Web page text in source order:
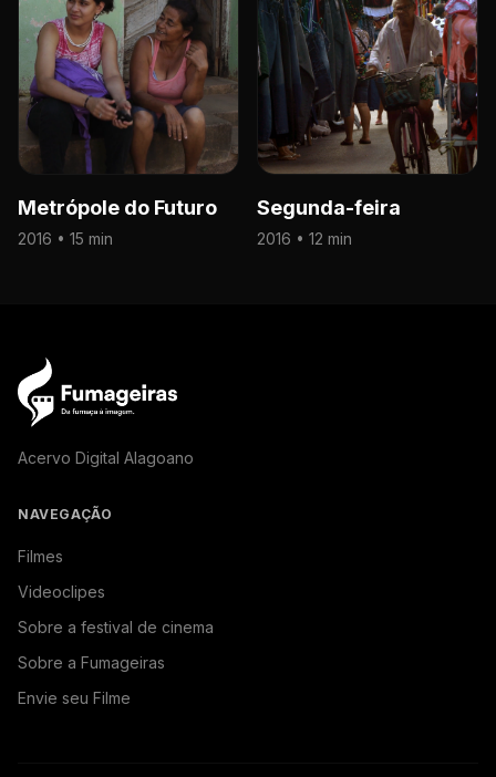
Metrópole do Futuro
2016 • 15 min
Segunda-feira
2016 • 12 min
Acervo Digital Alagoano
NAVEGAÇÃO
Filmes
Videoclipes
Sobre a festival de cinema
Sobre a Fumageiras
Envie seu Filme